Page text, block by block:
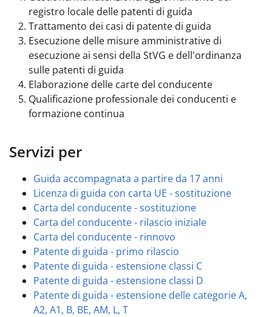
registro locale delle patenti di guida
Trattamento dei casi di patente di guida
Esecuzione delle misure amministrative di
esecuzione ai sensi della StVG e dell'ordinanza
sulle patenti di guida
Elaborazione delle carte del conducente
Qualificazione professionale dei conducenti e
formazione continua
Servizi per
Guida accompagnata a partire da 17 anni
Licenza di guida con carta UE - sostituzione
Carta del conducente - sostituzione
Carta del conducente - rilascio iniziale
Carta del conducente - rinnovo
Patente di guida - primo rilascio
Patente di guida - estensione classi C
Patente di guida - estensione classi D
Patente di guida - estensione delle categorie A,
A2, A1, B, BE, AM, L, T